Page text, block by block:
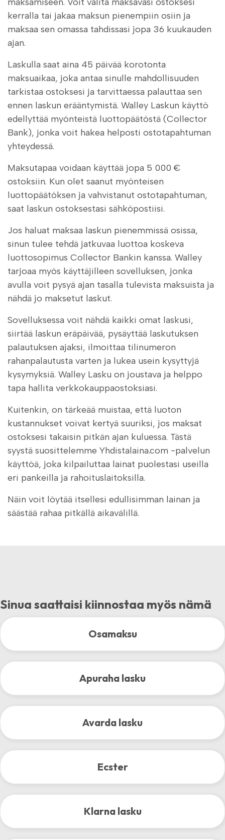
maksamiseen. Voit valita maksavasi ostoksesi
kerralla tai jakaa maksun pienempiin osiin ja
maksaa sen omassa tahdissasi jopa 36 kuukauden
ajan.
Laskulla saat aina 45 päivää korotonta
maksuaikaa, joka antaa sinulle mahdollisuuden
tarkistaa ostoksesi ja tarvittaessa palauttaa sen
ennen laskun erääntymistä. Walley Laskun käyttö
edellyttää myönteistä luottopäätöstä (Collector
Bank), jonka voit hakea helposti ostotapahtuman
yhteydessä.
Maksutapaa voidaan käyttää jopa 5 000 €
ostoksiin. Kun olet saanut myönteisen
luottopäätöksen ja vahvistanut ostotapahtuman,
saat laskun ostoksestasi sähköpostiisi.
Jos haluat maksaa laskun pienemmissä osissa,
sinun tulee tehdä jatkuvaa luottoa koskeva
luottosopimus Collector Bankin kanssa. Walley
tarjoaa myös käyttäjilleen sovelluksen, jonka
avulla voit pysyä ajan tasalla tulevista maksuista ja
nähdä jo maksetut laskut.
Sovelluksessa voit nähdä kaikki omat laskusi,
siirtää laskun eräpäivää, pysäyttää laskutuksen
palautuksen ajaksi, ilmoittaa tilinumeron
rahanpalautusta varten ja lukea usein kysyttyjä
kysymyksiä. Walley Lasku on joustava ja helppo
tapa hallita verkkokauppaostoksiasi.
Kuitenkin, on tärkeää muistaa, että luoton
kustannukset voivat kertyä suuriksi, jos maksat
ostoksesi takaisin pitkän ajan kuluessa. Tästä
syystä suosittelemme Yhdistalaina.com -palvelun
käyttöä, joka kilpailuttaa lainat puolestasi useilla
eri pankeilla ja rahoituslaitoksilla.
Näin voit löytää itsellesi edullisimman lainan ja
säästää rahaa pitkällä aikavälillä.
Sinua saattaisi kiinnostaa myös nämä
Osamaksu
Apuraha lasku
Avarda lasku
Ecster
Klarna lasku